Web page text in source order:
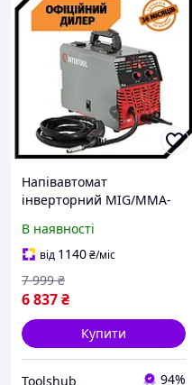
Напівавтомат
інверторний MIG/MMA-
4010 (230 В, 20-160 А)
зварювальний
напівавтомат для дому та
дачі
В наявності
від 1140₴/міс
6 837₴
7 999 ₴
Купити
Toolshub 94%